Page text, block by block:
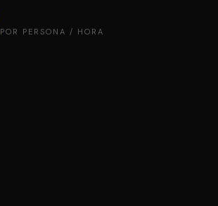
POR PERSONA / HORA